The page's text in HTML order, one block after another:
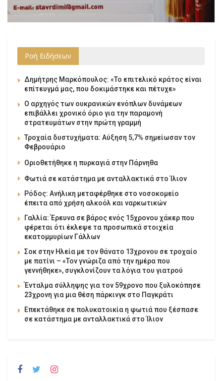
Ροή Ειδήσεων
Δημήτρης Μαρκόπουλος: «Το επιτελικό κράτος είναι
επίτευγμά μας, που δοκιμάστηκε και πέτυχε»
Ο αρχηγός των ουκρανικών ενόπλων δυνάμεων
επιβάλλει χρονικό όριο για την παραμονή
στρατευμάτων στην πρώτη γραμμή
Τροχαία δυστυχήματα: Αύξηση 5,7% σημείωσαν τον
Φεβρουάριο
Οριοθετήθηκε η πυρκαγιά στην Πάρνηθα
Φωτιά σε κατάστημα με ανταλλακτικά στο Ίλιον
Ρόδος: Ανήλικη μεταφέρθηκε στο νοσοκομείο
έπειτα από χρήση αλκοόλ και ναρκωτικών
Γαλλία: Έρευνα σε βάρος ενός 15χρονου χάκερ που
φέρεται ότι έκλεψε τα προσωπικά στοιχεία
εκατομμυρίων Γάλλων
Σοκ στην Ηλεία με τον θάνατο 13χρονου σε τροχαίο
με πατίνι – «Τον γνώριζα από την ημέρα που
γεννήθηκε», συγκλονίζουν τα λόγια του γιατρού
Ένταλμα σύλληψης για τον 59χρονο που ξυλοκόπησε
23χρονη για μια θέση πάρκινγκ στο Παγκράτι
Επεκτάθηκε σε πολυκατοικία η φωτιά που ξέσπασε
σε κατάστημα με ανταλλακτικά στο Ίλιον